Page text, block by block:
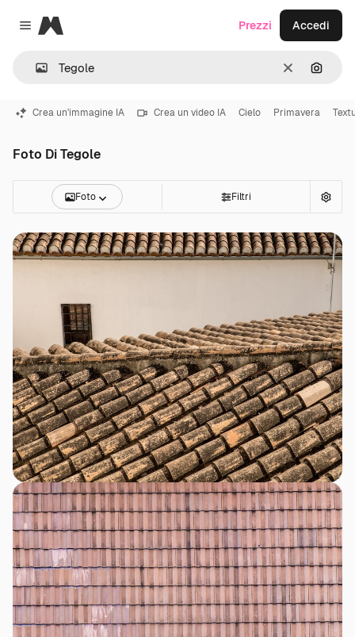
Close menu
Magnific
CancellaCerca
Prezzi Accedi
Crea un'immagine IA Crea un video IA Cielo Primavera
Foto Di Tegole
Foto Filtri